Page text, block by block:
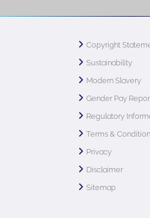
Copyright
Sustainability
Modern Slavery
Gender Pay
Regulatory
Terms &
Privacy
Disclaimer
Sitemap